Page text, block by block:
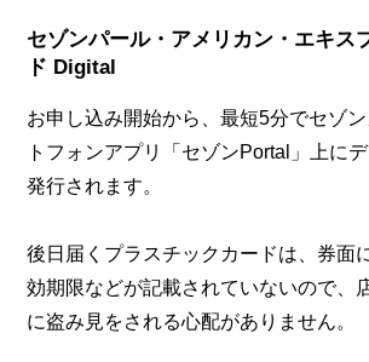
セゾンパール・アメリカン・エキス
ド Digital
お申し込み開始から、最短5分でセゾ
トフォンアプリ「セゾンPortal」上に
発行されます。
後日届くプラスチックカードは、券面
効期限などが記載されていないので、
に盗み見をされる心配がありません。